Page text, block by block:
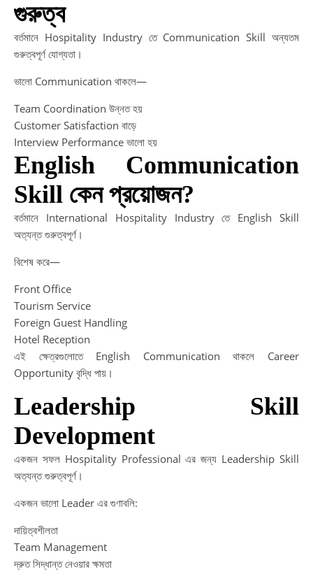
গুরুত্ব
বর্তমানে Hospitality Industry তে Communication Skill অন্যতম
গুরুত্বপূর্ণ যোগ্যতা।
ভালো Communication থাকলে—
Team Coordination উন্নত হয়
Customer Satisfaction বাড়ে
Interview Performance ভালো হয়
English Communication
Skill কেন প্রয়োজন?
বর্তমানে International Hospitality Industry তে English Skill
অত্যন্ত গুরুত্বপূর্ণ।
বিশেষ করে—
Front Office
Tourism Service
Foreign Guest Handling
Hotel Reception
এই ক্ষেত্রগুলোতে English Communication থাকলে Career
Opportunity বৃদ্ধি পায়।
Leadership Skill
Development
একজন সফল Hospitality Professional এর জন্য Leadership Skill
অত্যন্ত গুরুত্বপূর্ণ।
একজন ভালো Leader এর গুণাবলি:
দায়িত্বশীলতা
Team Management
দ্রুত সিদ্ধান্ত নেওয়ার ক্ষমতা